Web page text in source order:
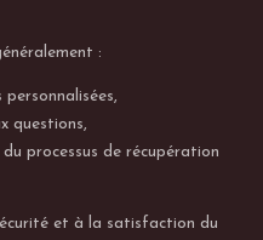
:
questions,
processus de récupération
et à la satisfaction du